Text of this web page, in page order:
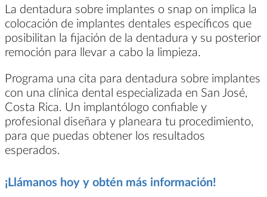
La dentadura sobre implantes o snap on implica la
colocación de implantes dentales específicos que
posibilitan la fijación de la dentadura y su posterior
remoción para llevar a cabo la limpieza.
Programa una cita para dentadura sobre implantes
con una clínica dental especializada en San José,
Costa Rica. Un implantólogo confiable y
profesional diseñara y planeara tu procedimiento,
para que puedas obtener los resultados
esperados.
¡Llámanos hoy y obtén más información!